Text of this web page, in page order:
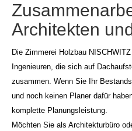
Architekten
Die Zimmerei Holzbau
Ingenieuren, die sich auf
zusammen. Wenn Sie Ihr
und noch keinen Planer dafür
komplette Planungsleistung.
Möchten Sie als Architekturbüro